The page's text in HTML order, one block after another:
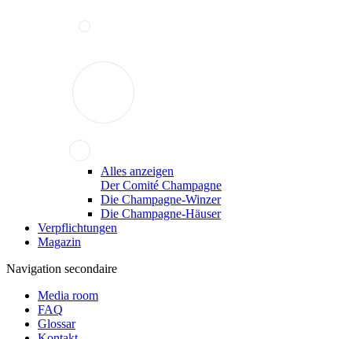
Alles anzeigen
Der Comité Champagne
Die Champagne-Winzer
Die Champagne-Häuser
Verpflichtungen
Magazin
Navigation secondaire
Media room
FAQ
Glossar